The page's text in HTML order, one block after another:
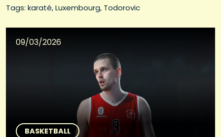
Tags: karaté Luxembourg Todorovic
09/03/2026
BASKETBALL